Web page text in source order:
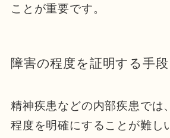
ことが重要です。
障害の程度を証明する手段
精神疾患などの内部疾患では
程度を明確にすることが難し